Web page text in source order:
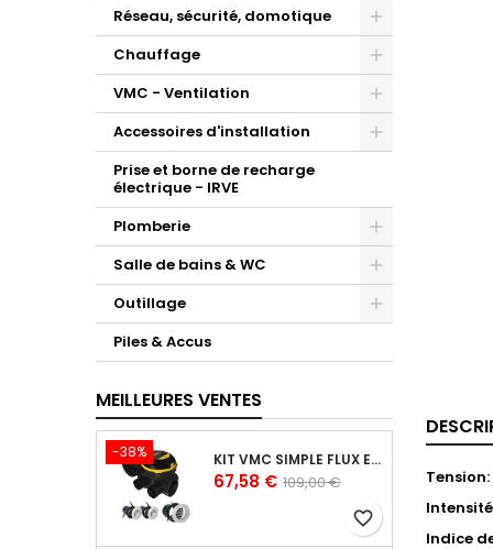
Réseau, sécurité, domotique
Chauffage
VMC - Ventilation
Accessoires d'installation
Prise et borne de recharge
électrique - IRVE
Plomberie
Salle de bains & WC
Outillage
Piles & Accus
MEILLEURES VENTES
-38% KIT VMC SIMPLE FLUX EASYHOME AUTORÉGLABLE COMBLES CLASSIC LIVRÉ AVEC 3 GRILLES DE VENTILATION BIP
Prix
67,58 € Prix
109,00 €
favorite_border
Tension:
Indice